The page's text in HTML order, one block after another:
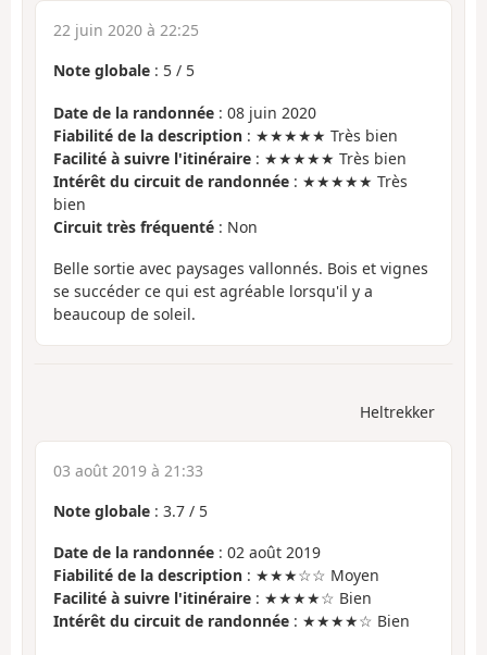
22 juin 2020 à 22:25
Note globale : 5 / 5
Date de la randonnée : 08 juin 2020
Fiabilité de la description : ★★★★★ Très bien
Facilité à suivre l'itinéraire : ★★★★★ Très bien
Intérêt du circuit de randonnée : ★★★★★ Très
bien
Circuit très fréquenté : Non
Belle sortie avec paysages vallonnés. Bois et vignes
se succéder ce qui est agréable lorsqu'il y a
beaucoup de soleil.
Heltrekker
03 août 2019 à 21:33
Note globale : 3.7 / 5
Date de la randonnée : 02 août 2019
Fiabilité de la description : ★★★☆☆ Moyen
Facilité à suivre l'itinéraire : ★★★★☆ Bien
Intérêt du circuit de randonnée : ★★★★☆ Bien